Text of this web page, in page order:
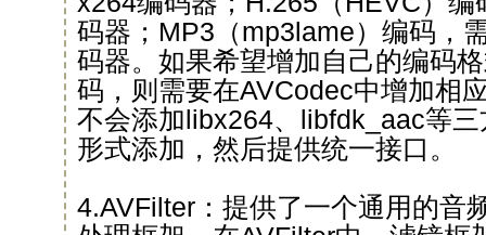
码器；MP3（mp3lame）编码，
码器。如果希望增加自己的编码
码，则需要在AVCodec中增加相
不会添加libx264、libfdk_aac等
形式添加，然后提供统一接口。
4.AVFilter：提供了一个通用的音